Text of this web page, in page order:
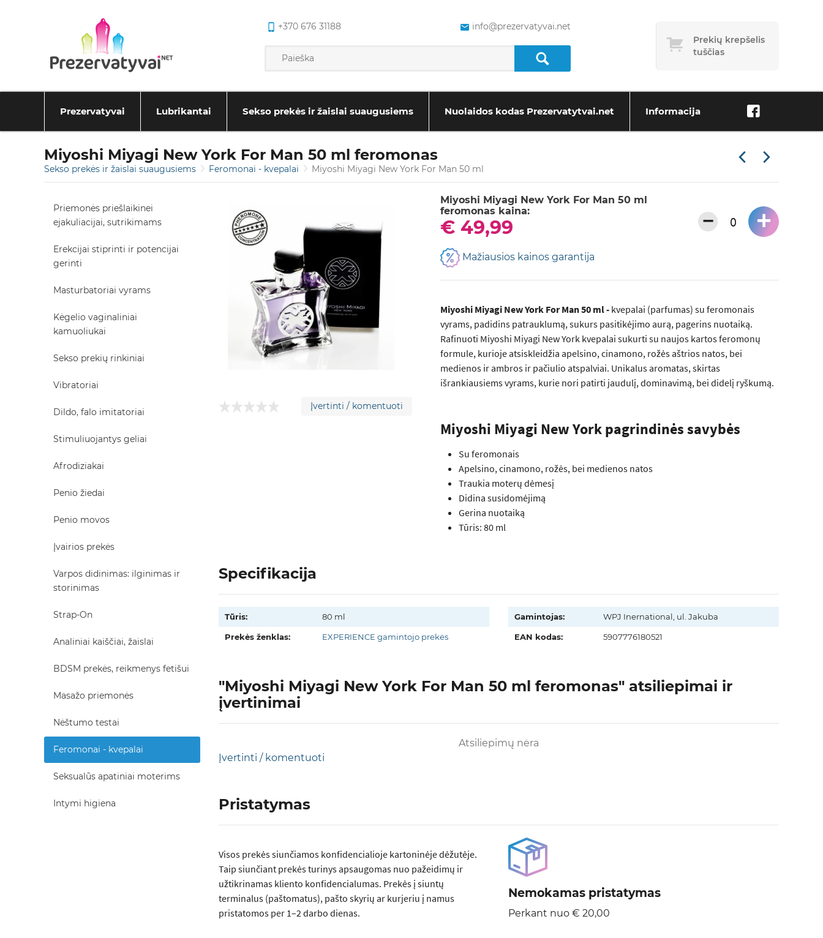
+370 676 31188
info@prezervatyvai.net
Prekių krepšelis
tuščias
Prezervatyvai Lubrikantai Sekso prekės ir žaislai suaugusiems Nuolaidos kodas Prezervatytvai.net Informacija
Miyoshi Miyagi New York For Man 50 ml feromonas
Sekso prekės ir žaislai suaugusiems Feromonai - kvepalai Miyoshi Miyagi New York For Man 50 ml
Priemonės priešlaikinei
ejakuliacijai, sutrikimams
Erekcijai stiprinti ir potencijai
gerinti
Masturbatoriai vyrams
Kėgelio vaginaliniai
kamuoliukai
Sekso prekių rinkiniai
Vibratoriai
Dildo, falo imitatoriai
Stimuliuojantys geliai
Afrodiziakai
Penio žiedai
Penio movos
Įvairios prekės
Varpos didinimas: ilginimas ir
storinimas
Strap-On
Analiniai kaiščiai, žaislai
BDSM prekės, reikmenys fetišui
Masažo priemonės
Nėštumo testai
Feromonai - kvepalai
Seksualūs apatiniai moterims
Intymi higiena
Įvertinti / komentuoti
Miyoshi Miyagi New York For Man 50 ml
feromonas kaina:
€ 49,99 − +
Mažiausios kainos garantija
Miyoshi Miyagi New York For Man 50 ml -kvepalai (parfumas) su feromonais
vyrams, padidins patrauklumą, sukurs pasitikėjimo aurą, pagerins nuotaiką.
Rafinuoti Miyoshi Miyagi New York kvepalai sukurti su naujos kartos feromonų
formule, kurioje atsiskleidžia apelsino, cinamono, rožės aštrios natos, bei
medienos ir ambros ir pačiulio atspalviai. Unikalus aromatas, skirtas
išrankiausiems vyrams, kurie nori patirti jaudulį, dominavimą, bei didelį ryškumą.
Miyoshi Miyagi New York pagrindinės savybės
Su feromonais
Apelsino, cinamono, rožės, bei medienos natos
Traukia moterų dėmesį
Didina susidomėjimą
Gerina nuotaiką
Tūris: 80 ml
Specifikacija
Tūris: 80 ml
Prekės ženklas: EXPERIENCE gamintojo prekės
Gamintojas: WPJ Inernational, ul. Jakuba
EAN kodas: 5907776180521
"Miyoshi Miyagi New York For Man 50 ml feromonas" atsiliepimai ir
įvertinimai
Atsiliepimų nėra
Įvertinti / komentuoti
Pristatymas
Visos prеkės siunčiamos konfidencialioje kartoninėje dėžutėje.
Taip siunčiant prekės turinys apsaugomas nuo pažeidimų ir
užtikrinamas kliento konfidencialumas. Prekės į siuntų
terminalus (paštomatus), pašto skyrių ar kurjeriu į namus
pristatomos per 1–2 darbo dienas.
Nemokamas pristatymas
Perkant nuo € 20,00